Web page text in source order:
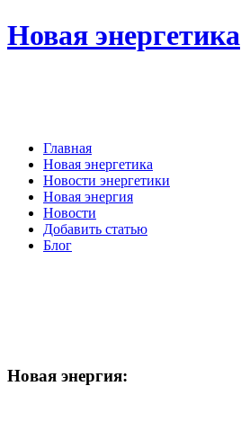
Новая энергетика
Главная
Новая энергетика
Новости энергетики
Новая энергия
Новости
Добавить статью
Блог
Новая энергия: